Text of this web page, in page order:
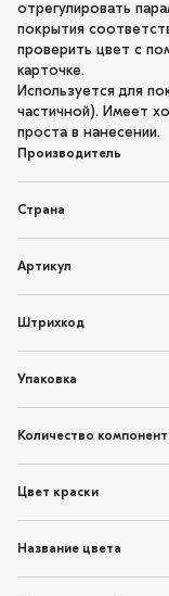
отрегулировать
покрытия
проверить цвет с
карточке.
Используется для
частичной). Имеет
проста в нанесении.
Производитель
Страна
Артикул
Штрихкод
Упаковка
Количество
Цвет краски
Название цвета